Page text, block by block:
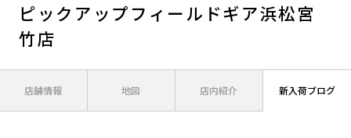
ピックアップフィールドギア浜松宮
竹店
店舗情報 地図 店内紹介 新入荷ブログ